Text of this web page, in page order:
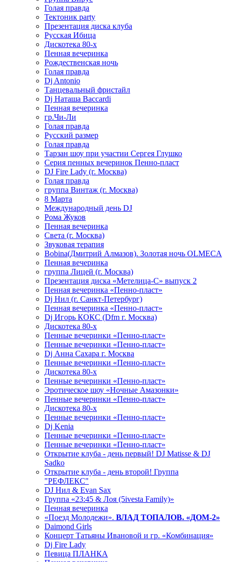
Голая правда
Тектоник party
Презентация диска клуба
Русская Ибица
Дискотека 80-х
Пенная вечеринка
Рождественская ночь
Голая правда
Dj Antonio
Танцевальный фристайл
Dj Наташа Baccardi
Пенная вечеринка
гр.Чи-Ли
Голая правда
Русский размер
Голая правда
Тарзан шоу при участии Сергея Глушко
Серия пенных вечеринок Пенно-пласт
DJ Fire Lady (г. Москва)
Голая правда
группа Винтаж (г. Москва)
8 Марта
Международный день DJ
Рома Жуков
Пенная вечеринка
Света (г. Москва)
Звуковая терапия
Bobina(Дмитрий Алмазов). Золотая ночь OLMECA
Пенная вечеринка
группа Лицей (г. Москва)
Презентация диска «Метелица-С» выпуск 2
Пенная вечеринка «Пенно-пласт»
Dj Нил (г. Санкт-Петербург)
Пенная вечеринка «Пенно-пласт»
Dj Игорь КОКС (Dfm г. Москва)
Дискотека 80-х
Пенные вечеринки «Пенно-пласт»
Пенные вечеринки «Пенно-пласт»
Dj Анна Сахара г. Москва
Пенные вечеринки «Пенно-пласт»
Дискотека 80-х
Пенные вечеринки «Пенно-пласт»
Эротическое шоу «Ночные Амазонки»
Пенные вечеринки «Пенно-пласт»
Дискотека 80-х
Пенные вечеринки «Пенно-пласт»
Dj Kenia
Пенные вечеринки «Пенно-пласт»
Пенные вечеринки «Пенно-пласт»
Открытие клуба - день первый! DJ Matisse & DJ
Sadko
Открытие клуба - день второй! Группа
"РЕФЛЕКС"
DJ Нил & Evan Sax
Группа «23:45 & Лоя (5ivesta Family)»
Пенная вечеринка
«Поезд Молодежи». ВЛАД ТОПАЛОВ. «ДОМ-2»
Daimond Girls
Концерт Татьяны Ивановой и гр. «Комбинация»
Dj Fire Lady
Певица ПЛАНКА